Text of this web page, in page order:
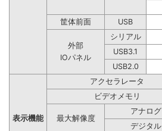
筐体前面
USB
外部
IOパネル
シリアル
USB3.1
USB2.0
表示機能
アクセラレータ
ビデオメモリ
最大解像度
アナログ
デジタル